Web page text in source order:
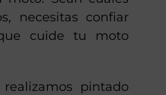
caída y quieres
ralladas, o puede
algunos
necesitas confiar